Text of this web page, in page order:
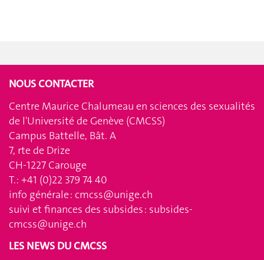
NOUS CONTACTER
Centre Maurice Chalumeau en sciences des sexualités
de l'Université de Genève (CMCSS)
Campus Battelle, Bât. A
7, rte de Drize
CH-1227 Carouge
T.: +41 (0)22 379 74 40
info générale : cmcss@unige.ch
suivi et finances des subsides : subsides-
cmcss@unige.ch
LES NEWS DU CMCSS